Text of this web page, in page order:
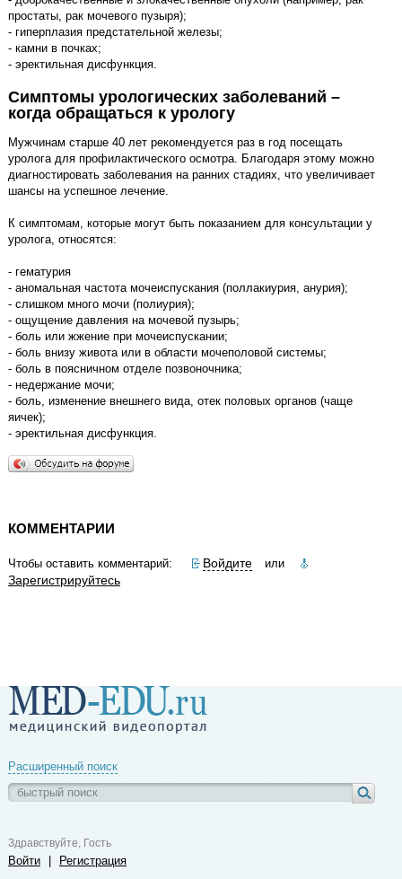
простаты, рак мочевого пузыря);
- гиперплазия предстательной железы;
- камни в почках;
- эректильная дисфункция.
Симптомы урологических заболеваний –
когда обращаться к урологу
Мужчинам старше 40 лет рекомендуется раз в год посещать
уролога для профилактического осмотра. Благодаря этому можно
диагностировать заболевания на ранних стадиях, что увеличивает
шансы на успешное лечение.
К симптомам, которые могут быть показанием для консультации у
уролога, относятся:
- гематурия
- аномальная частота мочеиспускания (поллакиурия, анурия);
- слишком много мочи (полиурия);
- ощущение давления на мочевой пузырь;
- боль или жжение при мочеиспускании;
- боль внизу живота или в области мочеполовой системы;
- боль в поясничном отделе позвоночника;
- недержание мочи;
- боль, изменение внешнего вида, отек половых органов (чаще
яичек);
- эректильная дисфункция.
КОММЕНТАРИИ
Чтобы оставить комментарий: Войдите или
Зарегистрируйтесь
Расширенный поиск
Здравствуйте, Гость
Войти Регистрация